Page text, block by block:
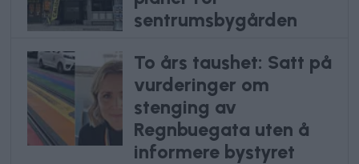
sentrumsbygården
To års taushet: Satt på
vurderinger om
stenging av
Regnbuegata uten å
informere bystyret